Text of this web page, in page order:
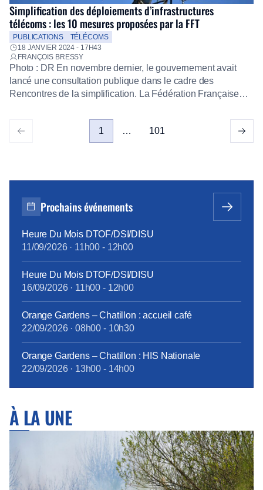
Simplification des déploiements d’infrastructures
télécoms : les 10 mesures proposées par la FFT
PUBLICATIONS
TÉLÉCOMS
18 JANVIER 2024 - 17H43
FRANÇOIS BRESSY
Photo : DR En novembre dernier, le gouvernement avait
lancé une consultation publique dans le cadre des
Rencontres de la simplification. La Fédération Française
elle propose 10 mesures afin de simplifier les déploiements
des infrastructures numériques (4G, 5G, fibre…) sur le
territoire. Plus d’informations dans AlloForfait – […]
1 … 101
Prochains événements
Heure Du Mois DTOF/DSI/DISU
11/09/2026· 11h00 - 12h00
Heure Du Mois DTOF/DSI/DISU
16/09/2026· 11h00 - 12h00
Orange Gardens – Chatillon : accueil café
22/09/2026· 08h00 - 10h30
Orange Gardens – Chatillon : HIS Nationale
22/09/2026· 13h00 - 14h00
À LA UNE